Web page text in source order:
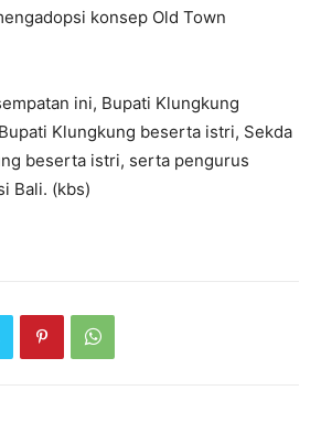
konsep Old Town
ini, Bupati Klungkung
Klungkung beserta istri, Sekda
beserta istri, serta pengurus
Bali. (kbs)